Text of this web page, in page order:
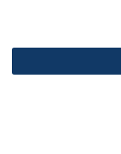
stock+pre-